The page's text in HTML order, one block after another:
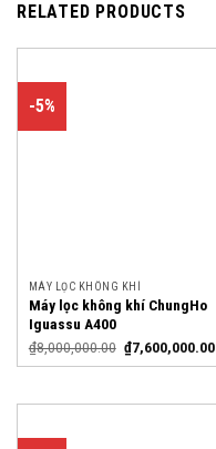
RELATED PRODUCTS
-5%
MÁY LỌC KHÔNG KHÍ
Máy lọc không khí ChungHo
Iguassu A400
₫8,000,000.00 ₫7,600,000.00